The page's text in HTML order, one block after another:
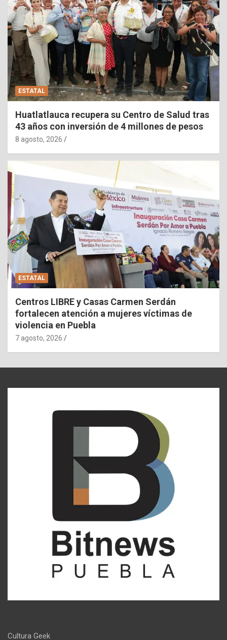
ESTATAL
Huatlatlauca recupera su Centro de Salud tras
43 años con inversión de 4 millones de pesos
8 agosto, 2026
ESTATAL
Centros LIBRE y Casas Carmen Serdán
fortalecen atención a mujeres víctimas de
violencia en Puebla
7 agosto, 2026
Cultura Geek